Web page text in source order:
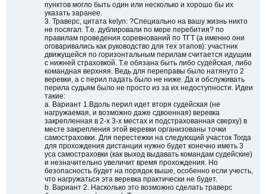
пунктов могло быть один или несколько и хорошо бы их
указать заранее.
3. Траверс, цитата kelyn: ?Специально на вашу жизнь никто
не посягал. Т.е. дублировали по мере перебития? по
правилам проведения соревнований по ТГТ (а именно они
оговаривались как руководство для тех этапов): участник
движущейся по горизонтальным перилам считается идущим
с нижней страховкой. Т.е обязана быть либо судейская, либо
командная верхняя. Ведь для переправы было натянуто 2
веревки, а с перил падать было не ниже. Да и обслуживать
перила судьям было не просто из за их недоступности. Идеи
такие:
a. Вариант 1.Вдоль перил идет вторя судейская (не
нагружаемая, и возможно даже сдвоенная) веревка
закрепленная в 2-х 3-х местах и подстрахованная сверху) в
месте закрепления этой веревки организованы точки
самостраховки. Для перестежки на следующий участок Тогда
для прохождения дистанции нужно будет конечно иметь 3
уса самостраховки (как выход выдавать командам судейские)
и незначительно увеличит время прохождения. Но
безопасность будет на порядок выше, особенно если учесть,
что нагружаться эта веревка практически не будет.
b. Вариант 2. Насколько это возможно сделать траверс